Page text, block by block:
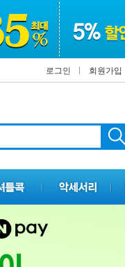
로그인 회원가입